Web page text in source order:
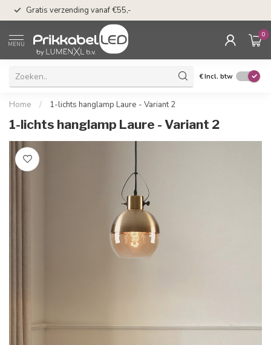
Gratis verzending vanaf €55,-
MENU
0
€Incl. btw
Home / 1-lichts hanglamp Laure - Variant 2
1-lichts hanglamp Laure - Variant 2